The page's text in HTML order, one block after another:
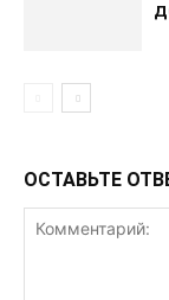
ОСТАВЬТЕ